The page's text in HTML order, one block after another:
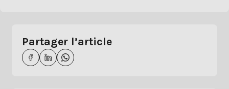
Partager l’article